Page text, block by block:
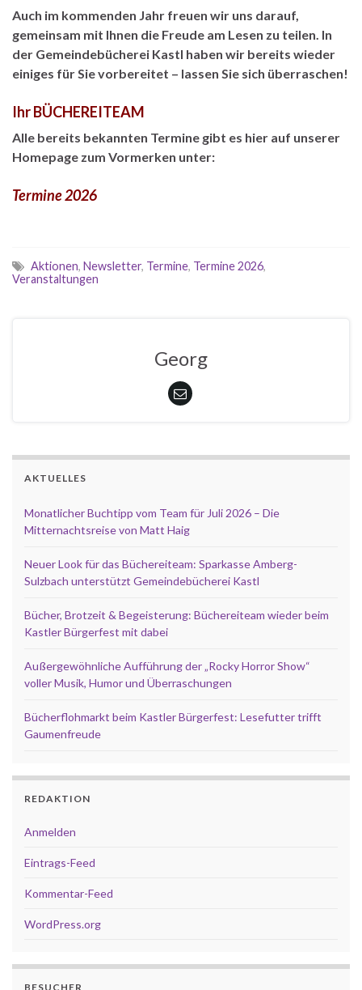
Auch im kommenden Jahr freuen wir uns darauf,
gemeinsam mit Ihnen die Freude am Lesen zu teilen. In
der Gemeindebücherei Kastl haben wir bereits wieder
einiges für Sie vorbereitet – lassen Sie sich überraschen!
Ihr BÜCHEREITEAM
Alle bereits bekannten Termine gibt es hier auf unserer
Homepage zum Vormerken unter:
Termine 2026
Aktionen, Newsletter, Termine, Termine 2026,
Veranstaltungen
Georg
AKTUELLES
Monatlicher Buchtipp vom Team für Juli 2026 – Die
Mitternachtsreise von Matt Haig
Neuer Look für das Büchereiteam: Sparkasse Amberg-
Sulzbach unterstützt Gemeindebücherei Kastl
Bücher, Brotzeit & Begeisterung: Büchereiteam wieder beim
Kastler Bürgerfest mit dabei
Außergewöhnliche Aufführung der „Rocky Horror Show“
voller Musik, Humor und Überraschungen
Bücherflohmarkt beim Kastler Bürgerfest: Lesefutter trifft
Gaumenfreude
REDAKTION
Anmelden
Eintrags-Feed
Kommentar-Feed
WordPress.org
BESUCHER